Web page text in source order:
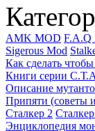
AMK MOD F.A.Q
Sigerous Mod
Как сделать
Книги серии
Описание
Припяти (советы
Сталкер 2
Энциклопедия